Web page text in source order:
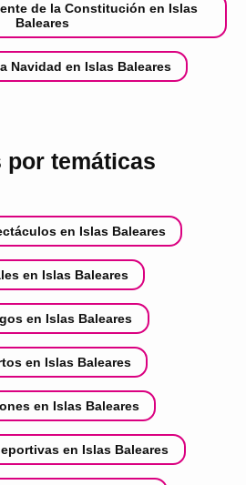
de la Constitución en Islas
Baleares
Navidad en Islas Baleares
por temáticas
en Islas Baleares
en Islas Baleares
en Islas Baleares
en Islas Baleares
en Islas Baleares
en Islas Baleares